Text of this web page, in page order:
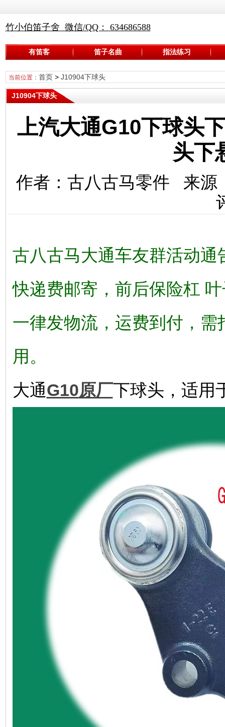
竹小伯笛子舍 微信/QQ： 634686588
有笛客 笛子名曲 指法练习
当前位置： 首页> J10904下球头
J10904下球头
上汽大通G10下球头
头下
作者：古八古马零件 来
古八古马大通车友群活动
快递费邮寄，前后保险杠
一律发物流，运费到付，
用。
大通G10原厂下球头，适用